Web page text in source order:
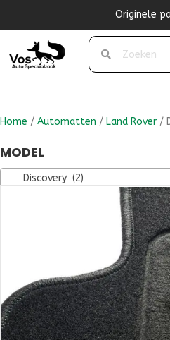
Originele
Home / Automatten / Land Rover /
MODEL
Discovery (2)